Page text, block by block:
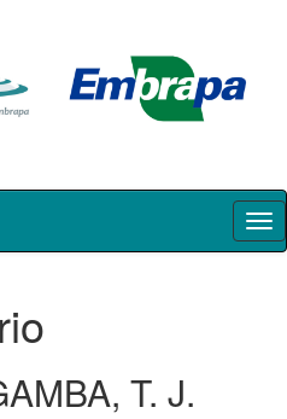
T. J.